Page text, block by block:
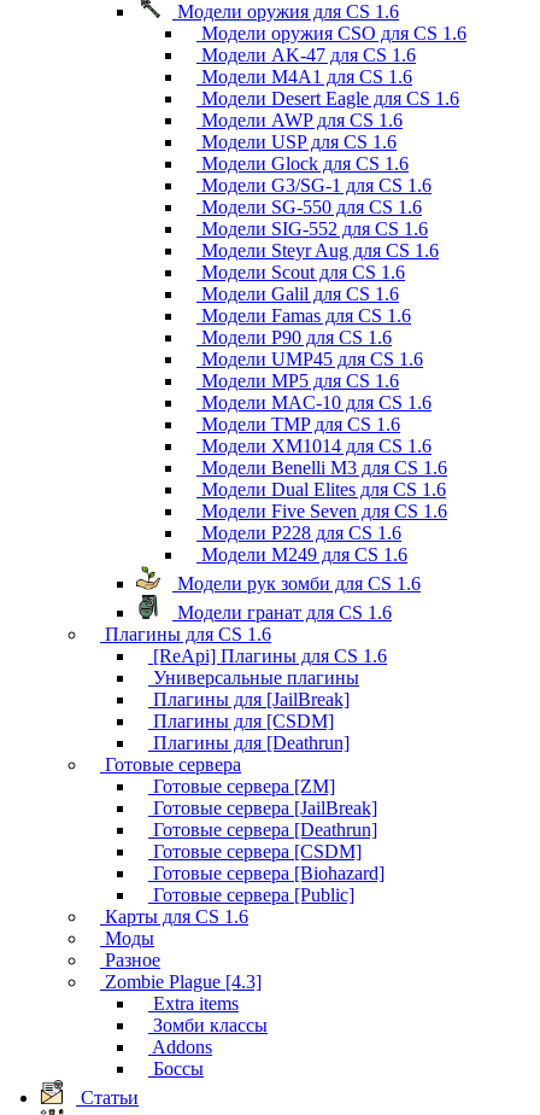
Модели оружия для CS 1.6
Модели оружия CSO для CS 1.6
Модели AK-47 для CS 1.6
Модели M4A1 для CS 1.6
Модели Desert Eagle для CS 1.6
Модели AWP для CS 1.6
Модели USP для CS 1.6
Модели Glock для CS 1.6
Модели G3/SG-1 для CS 1.6
Модели SG-550 для CS 1.6
Модели SIG-552 для CS 1.6
Модели Steyr Aug для CS 1.6
Модели Scout для CS 1.6
Модели Galil для CS 1.6
Модели Famas для CS 1.6
Модели P90 для CS 1.6
Модели UMP45 для CS 1.6
Модели MP5 для CS 1.6
Модели MAC-10 для CS 1.6
Модели TMP для CS 1.6
Модели XM1014 для CS 1.6
Модели Benelli M3 для CS 1.6
Модели Dual Elites для CS 1.6
Модели Five Seven для CS 1.6
Модели P228 для CS 1.6
Модели M249 для CS 1.6
Модели рук зомби для CS 1.6
Модели гранат для CS 1.6
Плагины для CS 1.6
[ReApi] Плагины для CS 1.6
Универсальные плагины
Плагины для [JailBreak]
Плагины для [CSDM]
Плагины для [Deathrun]
Готовые сервера
Готовые сервера [ZM]
Готовые сервера [JailBreak]
Готовые сервера [Deathrun]
Готовые сервера [CSDM]
Готовые сервера [Biohazard]
Готовые сервера [Public]
Карты для CS 1.6
Моды
Разное
Zombie Plague [4.3]
Extra items
Зомби классы
Addons
Боссы
Статьи